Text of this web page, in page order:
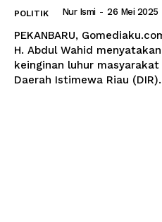
POLITIK Nur Ismi - 26 Mei 2025
PEKANBARU,
H. Abdul Wahid
keinginan luhur
Daerah Istimewa Riau